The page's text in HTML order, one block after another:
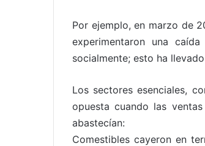
Por ejemplo, en marzo de
experimentaron una
socialmente; esto ha
Los sectores esenciales,
opuesta cuando las
abastecían:
Comestibles cayeron en